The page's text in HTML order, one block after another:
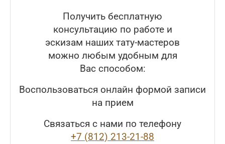
Получить бесплатную
консультацию по работе и
эскизам наших тату-мастеров
можно любым удобным для
Вас способом:
Воспользоваться онлайн формой записи
на прием
Связаться с нами по телефону
+7 (812) 213-21-88